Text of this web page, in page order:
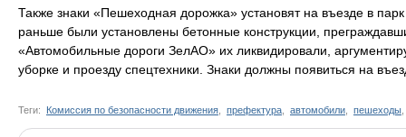
Также знаки «Пешеходная дорожка» установят на въезде в
раньше были установлены бетонные конструкции,
«Автомобильные дороги ЗелАО» их ликвидировали,
уборке и проезду спецтехники. Знаки должны появиться на
Теги: Комиссия по безопасности движения префектура автомобили пешеходы